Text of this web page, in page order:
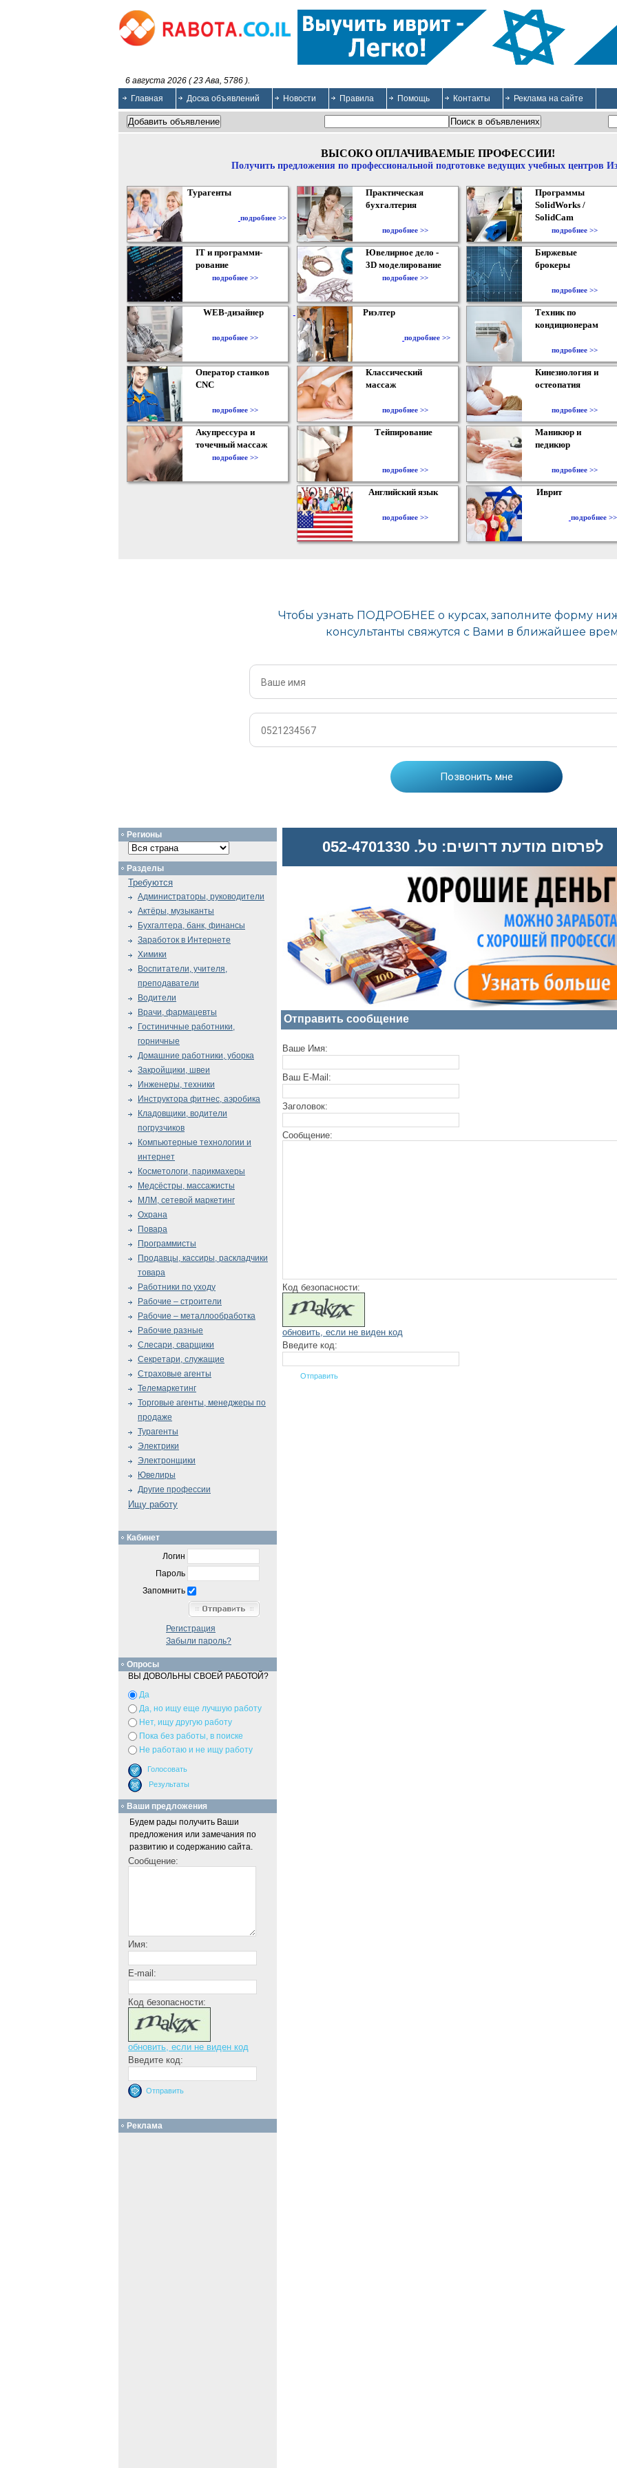
6 августа 2026 ( 23 Ава, 5786 ).
Главная
Доска объявлений Новости Правила Помощь Контакты Реклама на сайте
ВЫСОКО ОПЛАЧИВАЕМЫЕ ПРОФЕССИИ!
Получить предложения по профессиональной подготовке ведущих учебных центров
Турагенты
подробнее >>
Практическая
бухгалтерия
подробнее >>
Программы
SolidWorks /
SolidCam
подробнее >>
IT и программи-
рование
подробнее >>
Ювелирное дело -
3D моделирование
подробнее >>
Биржевые
брокеры
подробнее >>
WEB-дизайнер
подробнее >>
Риэлтер
подробнее >>
Техник по
кондиционерам
подробнее >>
Оператор станков
CNC
подробнее >>
Классический
массаж
подробнее >>
Кинезиология и
остеопатия
подробнее >>
Акупрессура и
точечный массаж
подробнее >>
Тейпирование
подробнее >>
Маникюр и
педикюр
подробнее >>
Английский язык
подробнее >>
Иврит
подробнее >>
לפרסום מודעת דרושים: טל. 052-4701330
Отправить сообщение
Ваше Имя:
Ваш E-Mail:
Заголовок:
Сообщение:
Код безопасности:
обновить, если не виден код
Введите код:
Регионы
Разделы
Требуются
Администраторы, руководители
Актёры, музыканты
Бухгалтера, банк, финансы
Заработок в Интернете
Химики
Воспитатели, учителя,
преподаватели
Водители
Врачи, фармацевты
Гостиничные работники,
горничные
Домашние работники, уборка
Закройщики, швеи
Инженеры, техники
Инструктора фитнес, аэробика
Кладовщики, водители
погрузчиков
Компьютерные технологии и
интернет
Косметологи, парикмахеры
Медсёстры, массажисты
МЛМ, сетевой маркетинг
Охрана
Повара
Программисты
Продавцы, кассиры, раскладчики
товара
Работники по уходу
Рабочие – строители
Рабочие – металлообработка
Рабочие разные
Слесари, сварщики
Секретари, служащие
Страховые агенты
Телемаркетинг
Торговые агенты, менеджеры по
продаже
Турагенты
Электрики
Электронщики
Ювелиры
Другие профессии
Ищу работу
Кабинет
Логин
Пароль
Запомнить
Регистрация
Забыли пароль?
Опросы
ВЫ ДОВОЛЬНЫ СВОЕЙ РАБОТОЙ?
Да
Да, но ищу еще лучшую работу
Нет, ищу другую работу
Пока без работы, в поиске
Не работаю и не ищу работу
Ваши предложения
Будем рады получить Ваши
предложения или замечания по
развитию и содержанию сайта.
Сообщение:
Имя:
E-mail:
Код безопасности:
обновить, если не виден код
Введите код:
Реклама